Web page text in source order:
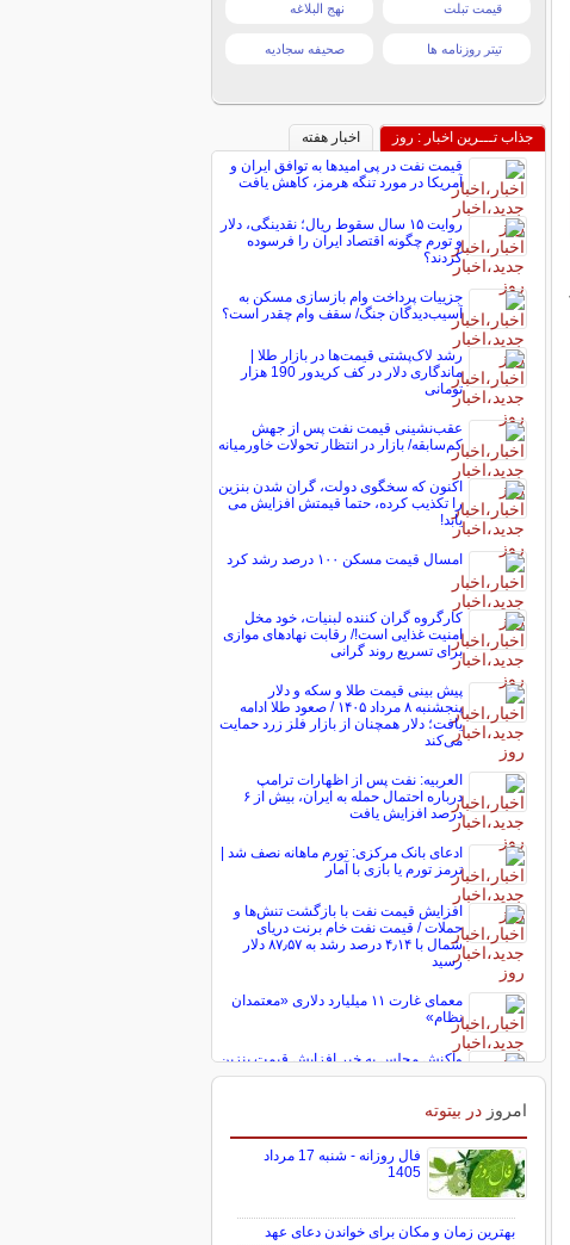
قیمت تبلت نهج البلاغه
تیتر روزنامه ها صحیفه سجادیه
جذاب تـــرین اخبار : روز
اخبار هفته
قیمت نفت در پی امیدها به توافق ایران و
آمریکا در مورد تنگه هرمز، کاهش یافت
روایت ۱۵ سال سقوط ریال؛ نقدینگی، دلار
و تورم چگونه اقتصاد ایران را فرسوده
کردند؟
جزییات پرداخت وام بازسازی مسکن به
آسیب‌دیدگان جنگ/ سقف وام چقدر است؟
رشد لاک‌پشتی قیمت‌ها در بازار طلا |
ماندگاری دلار در کف کریدور 190 هزار
تومانی
عقب‌نشینی قیمت نفت پس از جهش
کم‌سابقه/ بازار در انتظار تحولات خاورمیانه
اکنون که سخگوی دولت، گران شدن بنزین
را تکذیب کرده، حتما قیمتش افزایش می
یابد!
امسال قیمت مسکن ۱۰۰ درصد رشد کرد
کارگروه گران کننده لبنیات، خود مخل
امنیت غذایی است!/ رقابت نهاد‌های موازی
برای تسریع روند گرانی
پیش ‌بینی قیمت طلا و سکه و دلار
پنجشنبه ۸ مرداد ۱۴۰۵ / صعود طلا ادامه
یافت؛ دلار همچنان از بازار فلز زرد حمایت
می‌کند
العربیه: نفت پس از اظهارات ترامپ
درباره احتمال حمله به ایران، بیش از ۶
درصد افزایش یافت
ادعای بانک مرکزی: تورم ماهانه نصف شد |
ترمز تورم یا بازی با آمار
افزایش قیمت نفت با بازگشت تنش‌ها و
حملات / قیمت نفت خام برنت دریای
شمال با ۴٫۱۴ درصد رشد به ۸۷٫۵۷ دلار
رسید
معمای غارت ۱۱ میلیارد دلاری «معتمدان
نظام»
واکنش مجلس به خبر افزایش قیمت بنزین
امروز در بیتوته
فال روزانه - شنبه 17 مرداد
1405
بهترین زمان و مکان برای خواندن دعای عهد